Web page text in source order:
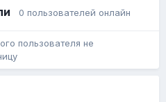
0 пользователей онлайн
пользователя не